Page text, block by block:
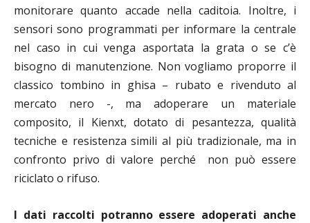
monitorare quanto accade nella caditoia. Inoltre, i
sensori sono programmati per informare la centrale
nel caso in cui venga asportata la grata o se c’è
bisogno di manutenzione. Non vogliamo proporre il
classico tombino in ghisa – rubato e rivenduto al
mercato nero -, ma adoperare un materiale
composito, il Kienxt, dotato di pesantezza, qualità
tecniche e resistenza simili al più tradizionale, ma in
confronto privo di valore perché non può essere
riciclato o rifuso.
I dati raccolti potranno essere adoperati anche